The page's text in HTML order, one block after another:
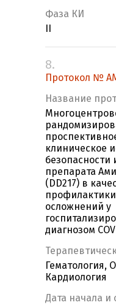
Фаза КИ
8.
Протокол №
Название
клиническое
препарата
(DD217) в
осложнений у
диагнозом
Гематология,
Кардиология
Дата начала и